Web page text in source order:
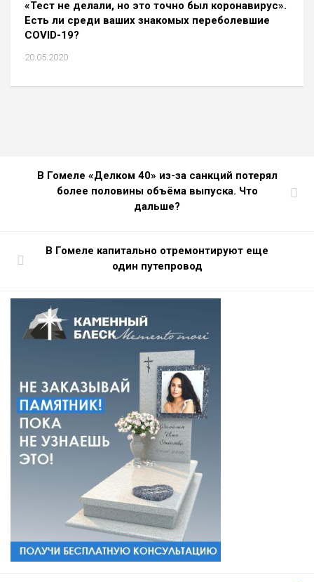
«Тест не делали, но это точно был коронавирус».
Есть ли среди ваших знакомых переболевшие
COVID-19?
20.05.2020
В Гомеле «Делком 40» из-за санкций потерял
более половины объёма выпуска. Что
дальше?
В Гомеле капитально отремонтируют еще
один путепровод